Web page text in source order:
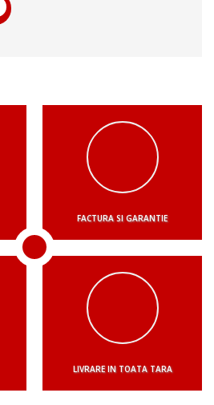
FACTURA SI GARANTIE
LIVRARE IN TOATA TARA